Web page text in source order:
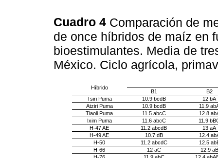
Cuadro 4 Comparación de
de once híbridos de maíz en
bioestimulantes. Media de
México. Ciclo agrícola,
Híbrido
B1
B2
Tsiri Puma
10.9 bcdB
12 bA
Atziri Puma
10.9 bcdB
11.9
Tlaoli Puma
11.5 abcC
12.8
Ixim Puma
11.6 abcC
11.9
H-47 AE
11.2 abcdB
13 aA
H-49 AE
10.7 dB
12.4
H-50
11.2 abcdC
12.5
H-66
12 aC
12.9 aB